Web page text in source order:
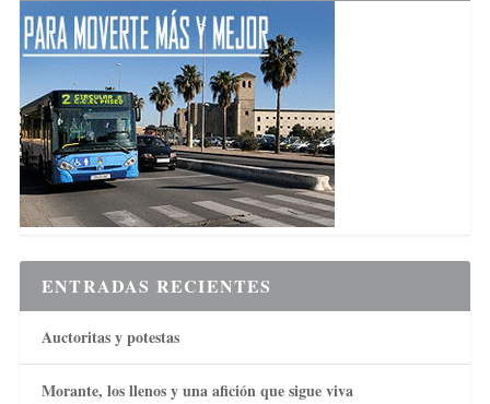
ENTRADAS RECIENTES
Auctoritas y potestas
Morante, los llenos y una afición que sigue viva